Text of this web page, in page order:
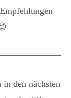
den nächsten